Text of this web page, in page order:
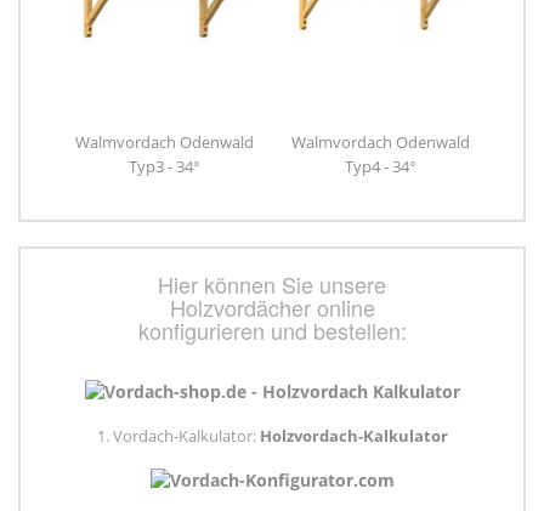
Walmvordach Odenwald
Typ3 - 34°
Walmvordach Odenwald
Typ4 - 34°
Hier können Sie unsere
Holzvordächer online
konfigurieren und bestellen:
1. Vordach-Kalkulator: Holzvordach-Kalkulator